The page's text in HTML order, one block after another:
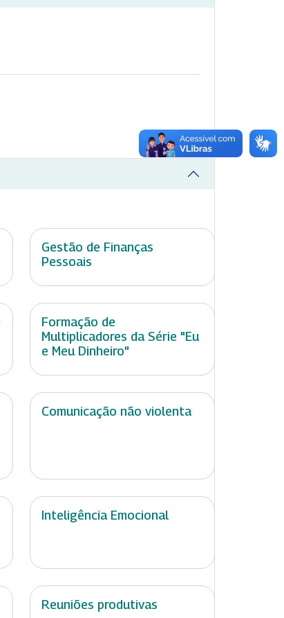
Gestão de Finanças
Pessoais
Formação de
Multiplicadores da Série "Eu
e Meu Dinheiro"
Comunicação não violenta
Inteligência Emocional
Reuniões produtivas